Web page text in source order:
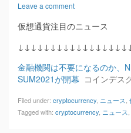
Leave a comment
仮想通貨注目のニュース
金融機関は不要になるのか、
SUM2021が開幕 コインデス
Filed under: cryptocurrency ニュース
Tagged with: cryptocurrency ニュース